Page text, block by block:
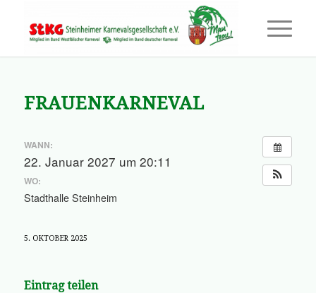
FRAUENKARNEVAL
WANN:
22. Januar 2027 um 20:11
WO:
Stadthalle Steinheim
5. OKTOBER 2025
Eintrag teilen